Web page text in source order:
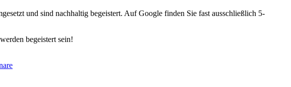
und sind nachhaltig begeistert. Auf Google finden Sie fast ausschließlich 5-
begeistert sein!